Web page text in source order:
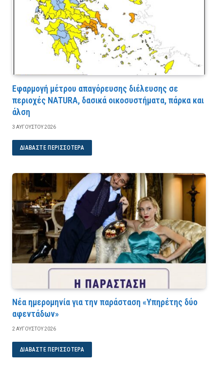
Εφαρμογή μέτρου απαγόρευσης διέλευσης σε
περιοχές NATURA, δασικά οικοσυστήματα, πάρκα και
άλση
3 ΑΥΓΟΎΣΤΟΥ 2026
ΔΙΑΒΆΣΤΕ ΠΕΡΙΣΣΌΤΕΡΑ
Νέα ημερομηνία για την παράσταση «Υπηρέτης δύο
αφεντάδων»
2 ΑΥΓΟΎΣΤΟΥ 2026
ΔΙΑΒΆΣΤΕ ΠΕΡΙΣΣΌΤΕΡΑ